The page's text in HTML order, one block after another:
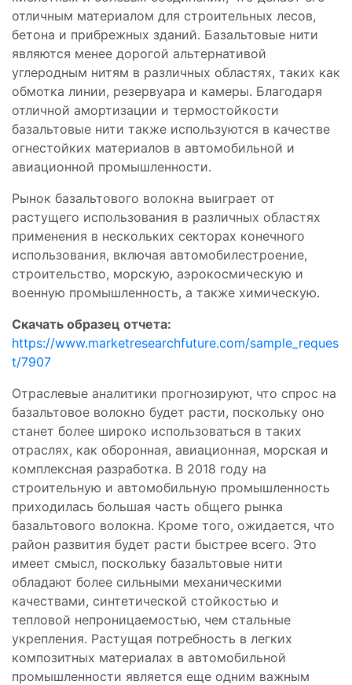
отличным материалом для строительных лесов,
бетона и прибрежных зданий. Базальтовые нити
являются менее дорогой альтернативой
углеродным нитям в различных областях, таких как
обмотка линии, резервуара и камеры. Благодаря
отличной амортизации и термостойкости
базальтовые нити также используются в качестве
огнестойких материалов в автомобильной и
авиационной промышленности.
Рынок базальтового волокна выиграет от
растущего использования в различных областях
применения в нескольких секторах конечного
использования, включая автомобилестроение,
строительство, морскую, аэрокосмическую и
военную промышленность, а также химическую.
Скачать образец отчета:
https://www.marketresearchfuture.com/sample_reques
t/7907
Отраслевые аналитики прогнозируют, что спрос на
базальтовое волокно будет расти, поскольку оно
станет более широко использоваться в таких
отраслях, как оборонная, авиационная, морская и
комплексная разработка. В 2018 году на
строительную и автомобильную промышленность
приходилась большая часть общего рынка
базальтового волокна. Кроме того, ожидается, что
район развития будет расти быстрее всего. Это
имеет смысл, поскольку базальтовые нити
обладают более сильными механическими
качествами, синтетической стойкостью и
тепловой непроницаемостью, чем стальные
укрепления. Растущая потребность в легких
композитных материалах в автомобильной
промышленности является еще одним важным